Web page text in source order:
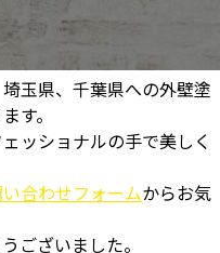
玉県、千葉県への外壁塗
す。
ッショナルの手で美しく
合わせフォームからお気
ございました。